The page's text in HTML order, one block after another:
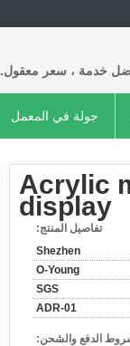
خدمة ، سعر معقول.
جولة في المعمل
Acrylic
display
تفاصيل المنتج:
Shezhen
O-Young
SGS
ADR-01
الدفع والشحن: